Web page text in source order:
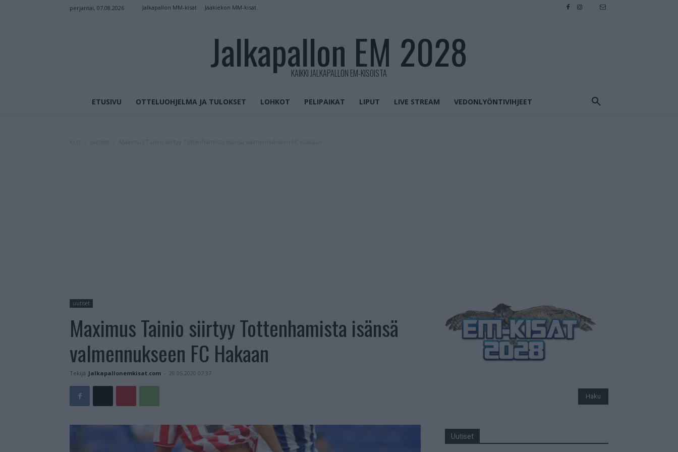
perjantai, 07.08.2026 Jalkapallon MM-kisat Jääkiekon MM-kisat
Jalkapallon EM 2028
KAIKKI JALKAPALLON EM-KISOISTA
ETUSIVU OTTELUOHJELMA JA TULOKSET LOHKOT PELIPAIKAT LIPUT LIVE STREAM VEDONLYÖNTIVIHJEET
uutiset
Maximus Tainio siirtyy Tottenhamista isänsä
valmennukseen FC Hakaan
Tekijä Jalkapallonemkisat.com - 28.05.2020 07:37
Uutiset